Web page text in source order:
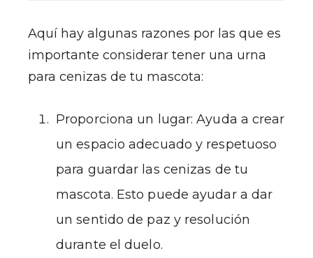
Aquí hay algunas razones por las que es
importante considerar tener una urna
para cenizas de tu mascota:
Proporciona un lugar: Ayuda a crear
un espacio adecuado y respetuoso
para guardar las cenizas de tu
mascota. Esto puede ayudar a dar
un sentido de paz y resolución
durante el duelo.